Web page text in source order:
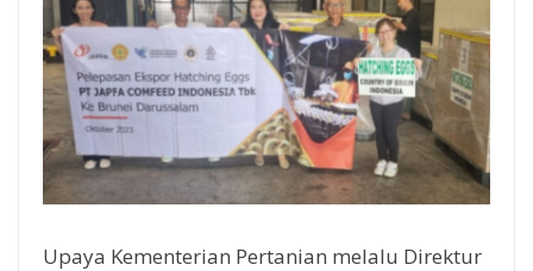
Upaya Kementerian Pertanian melalu Direktur